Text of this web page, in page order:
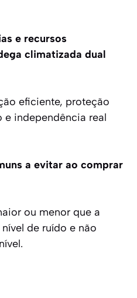
e recursos
climatizada dual
eficiente, proteção
e independência real
a evitar ao comprar
ou menor que a
de ruído e não